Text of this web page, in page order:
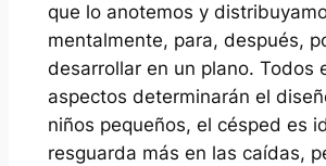
que lo anotemos y
mentalmente, para, después,
desarrollar en un plano. Todos
aspectos determinarán el
niños pequeños, el césped es
resguarda más en las caídas,